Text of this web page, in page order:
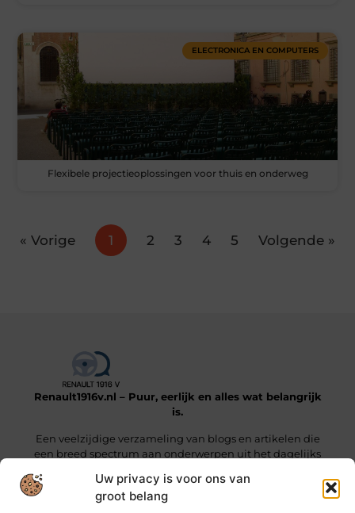
Uw privacy is voor ons van
groot belang
ELECTRONICA EN COMPUTERS
Flexibele projectieoplossingen voor thuis en onderweg
« Vorige 1 2 3 4 5 Volgende »
Renault1916v.nl – Puur, eerlijk en alles wat belangrijk
is.
Een veelzijdige verzameling van blogs en artikelen die
een breed spectrum aan onderwerpen uit het dagelijks
Onze informatie